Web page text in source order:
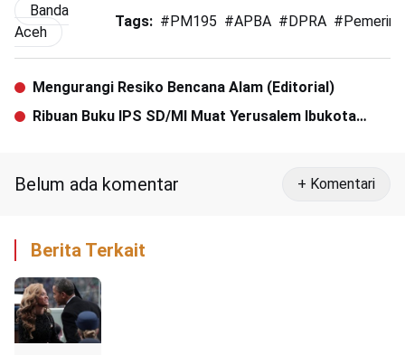
Banda
Aceh
Tags: #PM195 #APBA #DPRA #
Mengurangi Resiko Bencana Alam (Editorial)
Ribuan Buku IPS SD/MI Muat Yerusalem Ibukota
Belum ada komentar + Komentari
Berita Terkait